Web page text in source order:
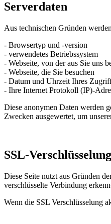
Serverdaten
Aus technischen Gründen
- Browsertyp und -version
- verwendetes Betriebssystem
- Webseite, von der aus Sie uns
- Webseite, die Sie besuchen
- Datum und Uhrzeit Ihres
- Ihre Internet Protokoll (IP)-
Diese anonymen Daten werden
Zwecken ausgewertet, um
SSL-Verschlüsselung
Diese Seite nutzt aus Gründen
verschlüsselte Verbindung
Wenn die SSL Verschlüsselung